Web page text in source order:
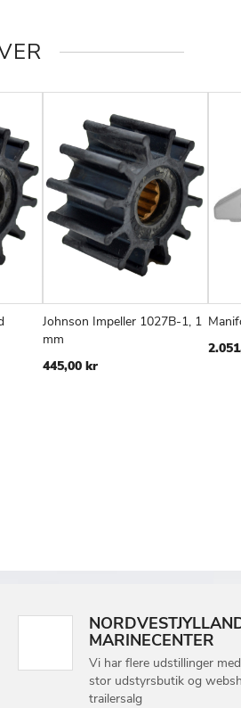
SAMMENLIGN
TILFØJ
Johnson Impeller 1027B-1, 1
mm
445,00 kr
MARINECENTER
Vi har flere udstillinger
stor udstyrsbutik og
trailersalg